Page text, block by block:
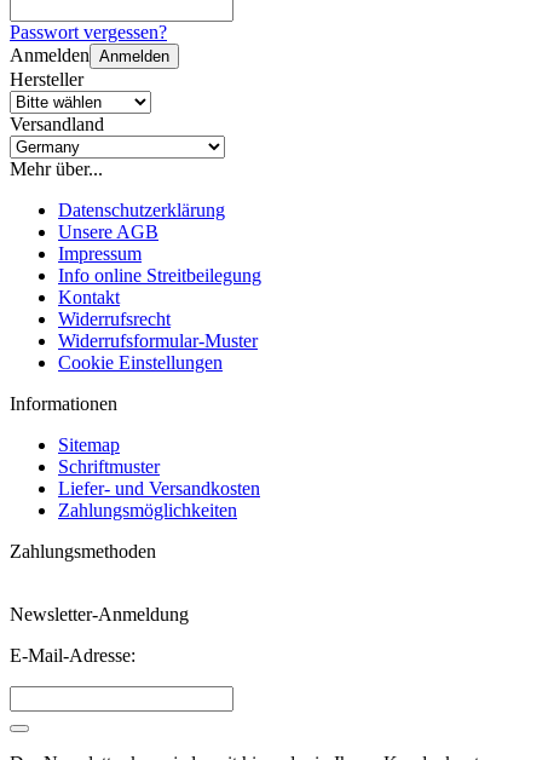
Passwort vergessen?
Anmelden Anmelden
Hersteller
Versandland
Mehr über...
Datenschutzerklärung
Unsere AGB
Impressum
Info online Streitbeilegung
Kontakt
Widerrufsrecht
Widerrufsformular-Muster
Cookie Einstellungen
Informationen
Sitemap
Schriftmuster
Liefer- und Versandkosten
Zahlungsmöglichkeiten
Zahlungsmethoden
Newsletter-Anmeldung
E-Mail-Adresse: